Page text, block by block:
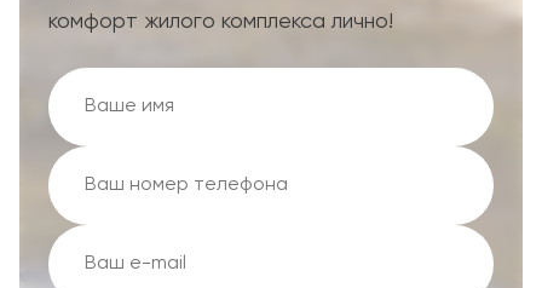
комфорт жилого комплекса лично!